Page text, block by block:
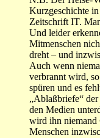
Kurzgeschichte in
Zeitschrift IT.
Und leider
Mitmenschen
dreht – und
Auch wenn
verbrannt wird,
spüren und es
„Ablaßbriefe“
den Medien
wird ihn niemand
Menschen